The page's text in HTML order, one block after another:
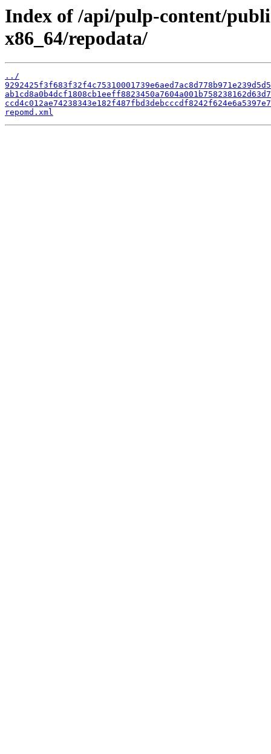
Index of /api/pulp-content/
x86_64/repodata/
../
repomd.xml